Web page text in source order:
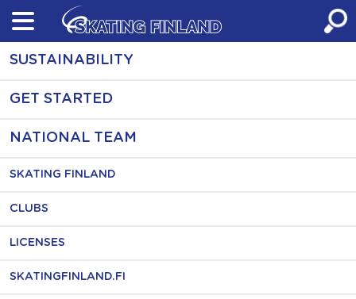
Skip
content
SUSTAINABILITY
GET STARTED
NATIONAL TEAM
SKATING FINLAND
CLUBS
LICENSES
SKATINGFINLAND.FI